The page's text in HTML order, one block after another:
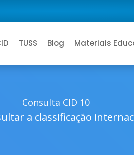
TUSS Blog Materiais
Consulta CID 10
a classificação